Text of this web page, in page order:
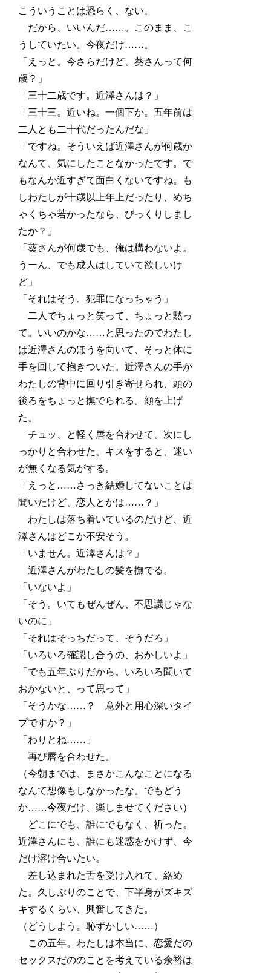
こういうことは恐らく、ない。
だから、いいんだ……。このまま、こ
うしていたい。今夜だけ……。
「えっと。今さらだけど、葵さんって何
歳？」
「三十二歳です。近澤さんは？」
「三十三。近いね。一個下か。五年前は
二人とも二十代だったんだな」
「ですね。そういえば近澤さんが何歳か
なんて、気にしたことなかったです。で
もなんか近すぎて面白くないですね。も
しわたしが十歳以上年上だったり、めち
ゃくちゃ若かったなら、びっくりしまし
たか？」
「葵さんが何歳でも、俺は構わないよ。
うーん、でも成人はしていて欲しいけ
ど」
「それはそう。犯罪になっちゃう」
二人でちょっと笑って、ちょっと黙っ
て。いいのかな……と思ったのでわたし
は近澤さんのほうを向いて、そっと体に
手を回して抱きついた。近澤さんの手が
わたしの背中に回り引き寄せられ、頭の
後ろをちょっと撫でられる。顔を上げ
た。
チュッ、と軽く唇を合わせて、次にし
っかりと合わせた。キスをすると、迷い
が無くなる気がする。
「えっと……さっき結婚してないことは
聞いたけど、恋人とかは……？」
わたしは落ち着いているのだけど、近
澤さんはどこか不安そう。
「いません。近澤さんは？」
近澤さんがわたしの髪を撫でる。
「いないよ」
「そう。いてもぜんぜん、不思議じゃな
いのに」
「それはそっちだって、そうだろ」
「いろいろ確認し合うの、おかしいよ」
「でも五年ぶりだから。いろいろ聞いて
おかないと、って思って」
「そうかな……？ 意外と用心深いタイ
プですか？」
「わりとね……」
再び唇を合わせた。
（今朝までは、まさかこんなことになる
なんて想像もしなかったな。でもどう
か……今夜だけ、楽しませてください）
どこにでも、誰にでもなく、祈った。
近澤さんにも、誰にも迷惑をかけず、今
だけ溶け合いたい。
差し込まれた舌を受け入れて、絡め
た。久しぶりのことで、下半身がズキズ
キするくらい、興奮してきた。
（どうしよう。恥ずかしい……）
この五年。わたしは本当に、恋愛だの
セックスだののことを考えている余裕は